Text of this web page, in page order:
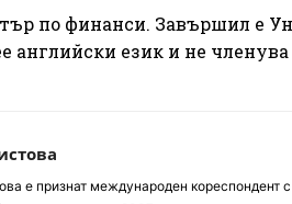
по финанси. Завършил е
английски език и не
е признат международен кореспондент